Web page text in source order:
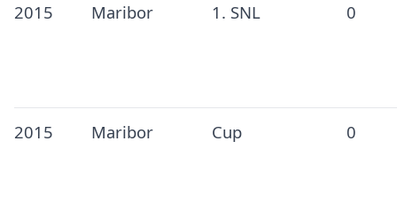
2015 Maribor 1. SNL 0
2015 Maribor Cup 0